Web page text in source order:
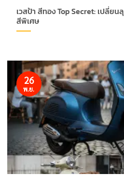
เวสป้า สีทอง Top Secret: เปลี่ย
สีพิเศษ
26
พ.ย.